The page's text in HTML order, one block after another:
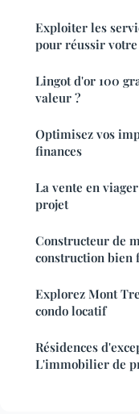
Exploiter les
pour réussir
Lingot d'or 100
valeur ?
Optimisez vos
finances
La vente en
projet
Constructeur de
construction bien
Explorez Mont
condo locatif
Résidences
L'immobilier de